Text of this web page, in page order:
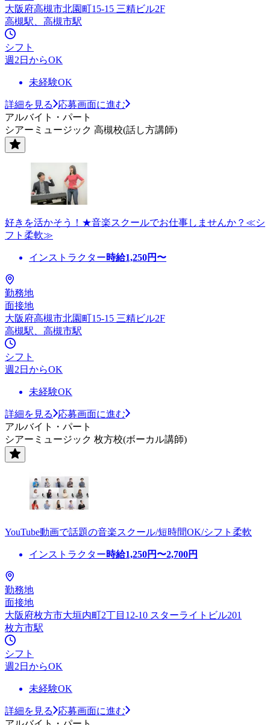
大阪府高槻市北園町15-15 三精ビル2F
高槻駅、高槻市駅
シフト
週2日からOK
未経験OK
詳細を見る
応募画面に進む
アルバイト・パート
シアーミュージック 高槻校(話し方講師)
好きを活かそう！★音楽スクールでお仕事しませんか？≪シ
フト柔軟≫
インストラクター時給1,250円〜
勤務地
面接地
大阪府高槻市北園町15-15 三精ビル2F
高槻駅、高槻市駅
シフト
週2日からOK
未経験OK
詳細を見る
応募画面に進む
アルバイト・パート
シアーミュージック 枚方校(ボーカル講師)
YouTube動画で話題の音楽スクール/短時間OK/シフト柔軟
インストラクター時給1,250円〜2,700円
勤務地
面接地
大阪府枚方市大垣内町2丁目12-10 スターライトビル201
枚方市駅
シフト
週2日からOK
未経験OK
詳細を見る
応募画面に進む